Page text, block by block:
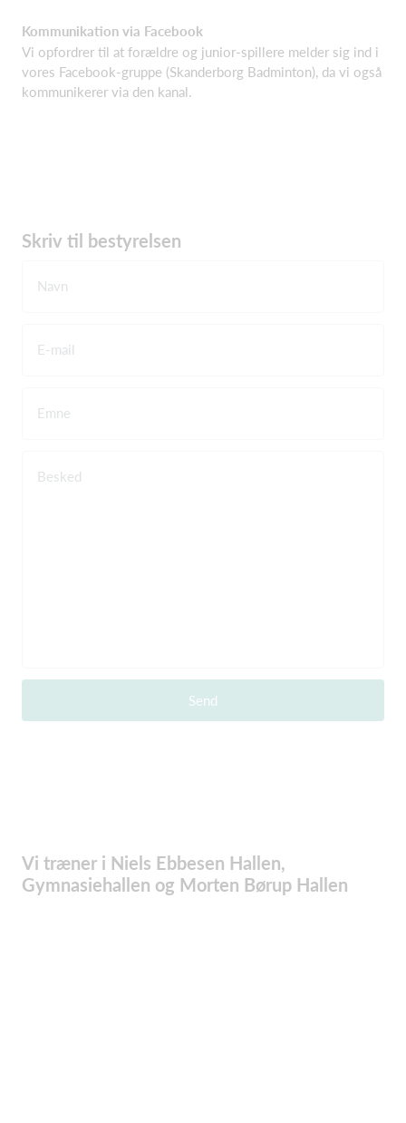
Kommunikation via Facebook
Vi opfordrer til at forældre og junior-spillere melder sig ind i
vores Facebook-gruppe (Skanderborg Badminton), da vi også
kommunikerer via den kanal.
Skriv til bestyrelsen
Navn
E-mail
Emne
Besked
Send
Vi træner i Niels Ebbesen Hallen,
Gymnasiehallen og Morten Børup Hallen